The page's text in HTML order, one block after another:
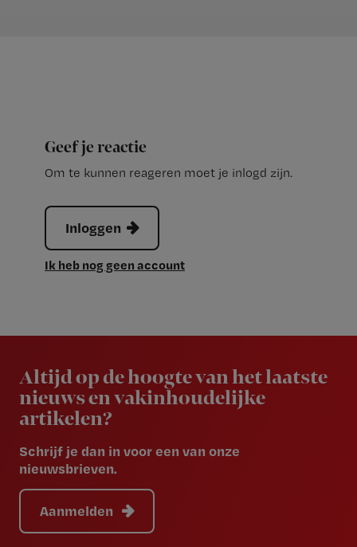
Geef je reactie
Om te kunnen reageren moet je inlogd zijn.
Inloggen
Ik heb nog geen account
Altijd op de hoogte van het laatste
nieuws en vakinhoudelijke
artikelen?
Schrijf je dan in voor een van onze
nieuwsbrieven.
Aanmelden